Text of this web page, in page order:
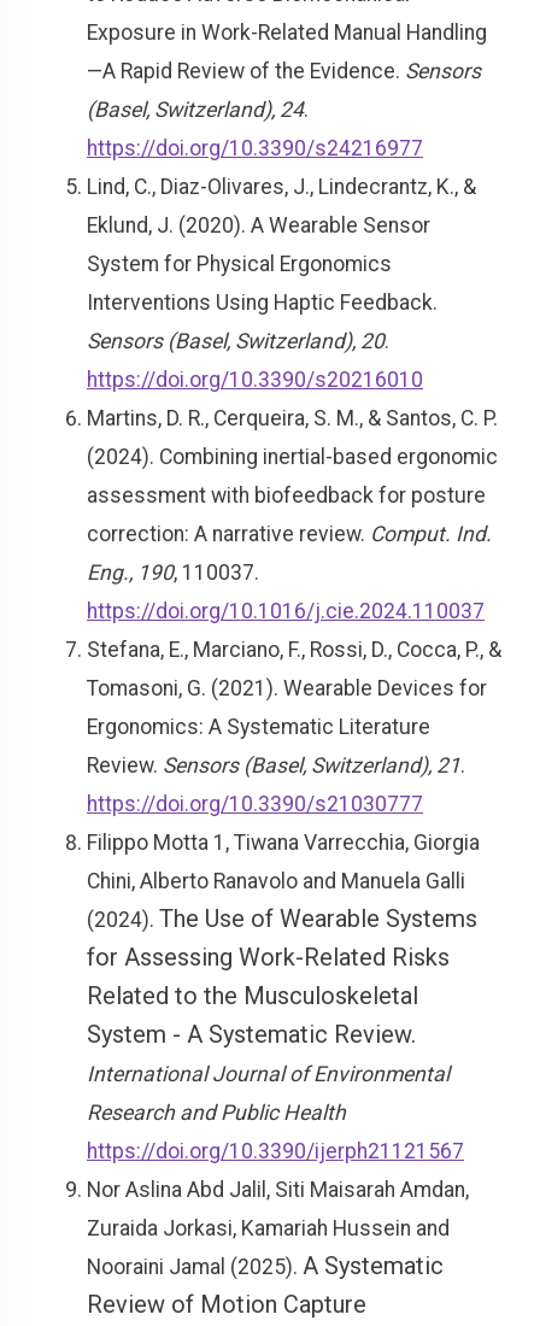
Exposure in Work-Related Manual Handling
—A Rapid Review of the Evidence. Sensors
(Basel, Switzerland), 24.
https://doi.org/10.3390/s24216977
Lind, C., Diaz-Olivares, J., Lindecrantz, K., &
Eklund, J. (2020). A Wearable Sensor
System for Physical Ergonomics
Interventions Using Haptic Feedback.
Sensors (Basel, Switzerland), 20.
https://doi.org/10.3390/s20216010
Martins, D. R., Cerqueira, S. M., & Santos, C. P.
(2024). Combining inertial-based ergonomic
assessment with biofeedback for posture
correction: A narrative review. Comput. Ind.
Eng., 190, 110037.
https://doi.org/10.1016/j.cie.2024.110037
Stefana, E., Marciano, F., Rossi, D., Cocca, P., &
Tomasoni, G. (2021). Wearable Devices for
Ergonomics: A Systematic Literature
Review. Sensors (Basel, Switzerland), 21.
https://doi.org/10.3390/s21030777
Filippo Motta 1, Tiwana Varrecchia, Giorgia
Chini, Alberto Ranavolo and Manuela Galli
(2024). The Use of Wearable Systems
for Assessing Work-Related Risks
Related to the Musculoskeletal
System - A Systematic Review.
International Journal of Environmental
Research and Public Health
https://doi.org/10.3390/ijerph21121567
Nor Aslina Abd Jalil, Siti Maisarah Amdan,
Zuraida Jorkasi, Kamariah Hussein and
Nooraini Jamal (2025). A Systematic
Review of Motion Capture